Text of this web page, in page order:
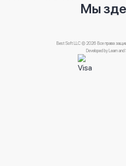
Мы
Best Soft LLC © 2026 Все права
Developed byLearn and